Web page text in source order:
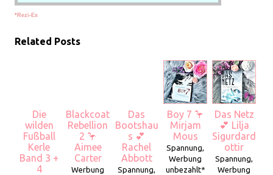
*Rezi-Ex
Related Posts
Die
wilden
Fußball
Kerle
Band 3 +
4
Blackcoat
Rebellion
2 🦩
Aimee
Carter
Werbung
Das
Bootshau
s 💕
Rachel
Abbott
Spannung,
Boy 7 🦩
Mirjam
Mous
Spannung,
Werbung
unbezahlt*
Das Netz
💕 Lilja
Sigurdard
ottir
Spannung,
Werbung